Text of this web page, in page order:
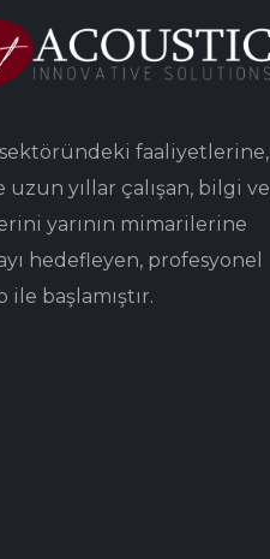
faaliyetlerine,
uzun yıllar çalışan, bilgi ve
yarının mimarilerine
hedefleyen, profesyonel
ile başlamıştır.